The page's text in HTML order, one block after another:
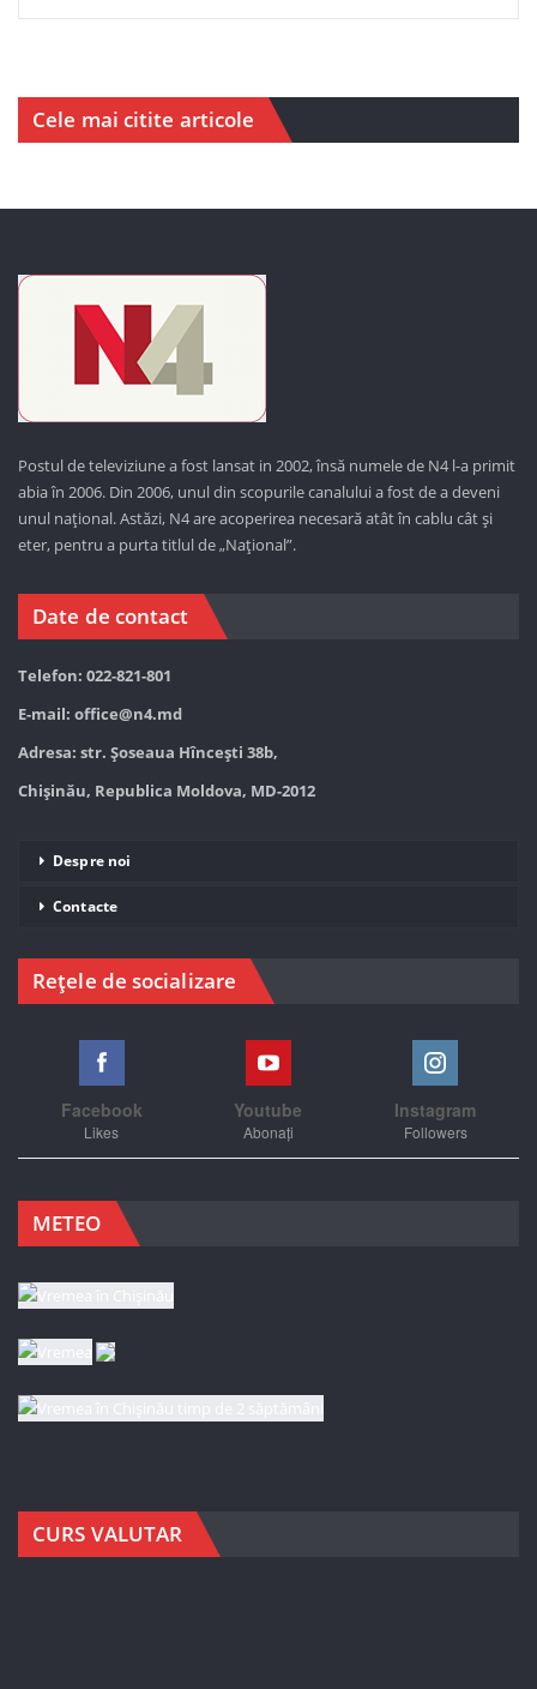
Cele mai citite articole
Postul de televiziune a fost lansat in 2002, însă numele de N4 l-a primit
abia în 2006. Din 2006, unul din scopurile canalului a fost de a deveni
unul național. Astăzi, N4 are acoperirea necesară atât în cablu cât și
eter, pentru a purta titlul de „Național”.
Date de contact
Telefon: 022-821-801
E-mail: office@n4.md
Adresa: str. Șoseaua Hînceşti 38b,
Chișinău, Republica Moldova, MD-2012
Despre noi
Contacte
Rețele de socializare
Facebook
Likes
Youtube
Abonați
Instagram
Followers
METEO
CURS VALUTAR